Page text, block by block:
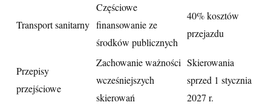
Transport sanitarny
Częściowe
finansowanie ze
środków publicznych
40% kosztów
przejazdu
Przepisy
przejściowe
Zachowanie ważności
wcześniejszych
skierowań
Skierowania
sprzed 1 stycznia
2027 r.